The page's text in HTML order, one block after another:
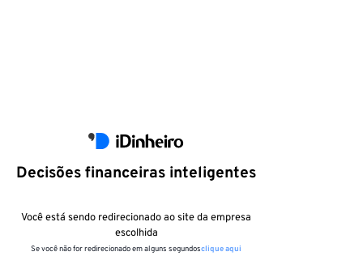
Decisões financeiras inteligentes
Você está sendo redirecionado ao site da empresa
escolhida
Se você não for redirecionado em alguns segundosclique aqui